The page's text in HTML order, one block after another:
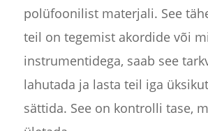
polüfoonilist materjali. See
teil on tegemist akordide või
instrumentidega, saab see
lahutada ja lasta teil iga
sättida. See on kontrolli tase,